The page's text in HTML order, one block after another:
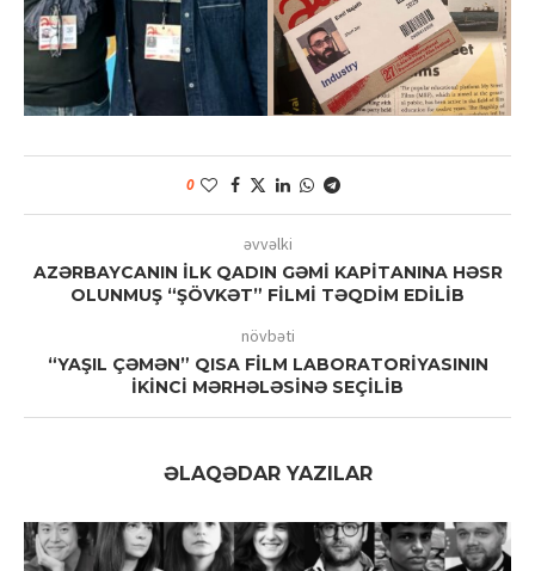
0
əvvəlki
AZƏRBAYCANIN İLK QADIN GƏMİ KAPİTANINA HƏSR
OLUNMUŞ “ŞÖVKƏT” FİLMİ TƏQDİM EDİLİB
növbəti
“YAŞIL ÇƏMƏN” QISA FİLM LABORATORİYASININ
İKİNCİ MƏRHƏLƏSİNƏ SEÇİLİB
ƏLAQƏDAR YAZILAR